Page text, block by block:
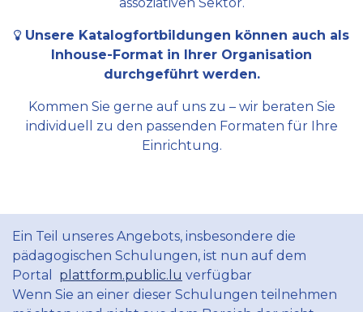
Unsere Katalogfortbildungen können auch als
Inhouse-Format in Ihrer Organisation
durchgeführt werden.
Kommen Sie gerne auf uns zu – wir beraten Sie
individuell zu den passenden Formaten für Ihre
Einrichtung.
Ein Teil unseres Angebots, insbesondere die
pädagogischen Schulungen, ist nun auf dem
Portal plattform.public.lu verfügbar
Wenn Sie an einer dieser Schulungen teilnehmen